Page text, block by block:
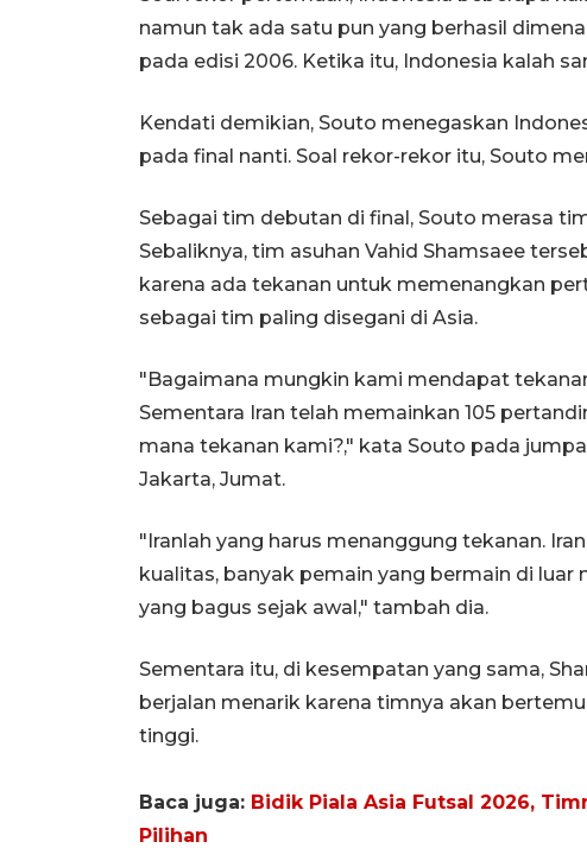
namun tak ada satu pun yang berhasil
pada edisi 2006. Ketika itu, Indonesia kalah
Kendati demikian, Souto menegaskan
pada final nanti. Soal rekor-rekor itu, Souto
Sebagai tim debutan di final, Souto merasa
Sebaliknya, tim asuhan Vahid Shamsaee
karena ada tekanan untuk memenangkan
sebagai tim paling disegani di Asia.
"Bagaimana mungkin kami mendapat
Sementara Iran telah memainkan 105
mana tekanan kami?," kata Souto pada
Jakarta, Jumat.
"Iranlah yang harus menanggung tekanan.
kualitas, banyak pemain yang bermain di
yang bagus sejak awal," tambah dia.
Sementara itu, di kesempatan yang sama,
berjalan menarik karena timnya akan
tinggi.
Baca juga: Bidik Piala Asia Futsal 2026,
Pilihan